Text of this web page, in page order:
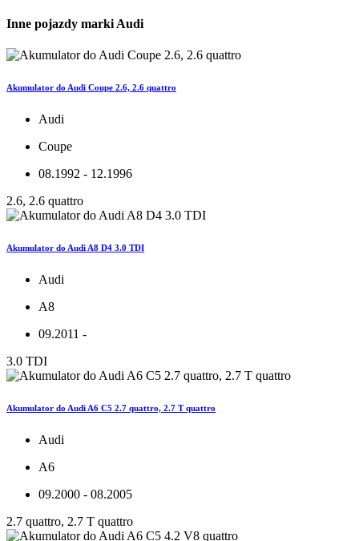
Inne pojazdy marki Audi
Akumulator do Audi Coupe 2.6, 2.6 quattro
Audi
Coupe
08.1992 - 12.1996
2.6, 2.6 quattro
Akumulator do Audi A8 D4 3.0 TDI
Audi
A8
09.2011 -
3.0 TDI
Akumulator do Audi A6 C5 2.7 quattro, 2.7 T quattro
Audi
A6
09.2000 - 08.2005
2.7 quattro, 2.7 T quattro